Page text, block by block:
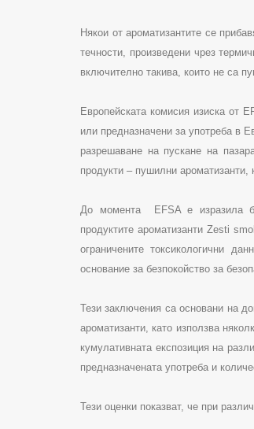
Някои от ароматизантите се
течности, произведени чрез
включително такива, които не са
Европейската комисия изиска от
или предназначени за употреба в
разрешаване на пускане на
продукти – пушилни ароматизанти,
До момента EFSAе изразила
продуктите ароматизанти Zesti
ограничените токсикологични
основание за безпокойство за
Тези заключения са основани на
ароматизанти, като използва
кумулативната експозиция на
предназначената употреба и
Тези оценки показват, че при